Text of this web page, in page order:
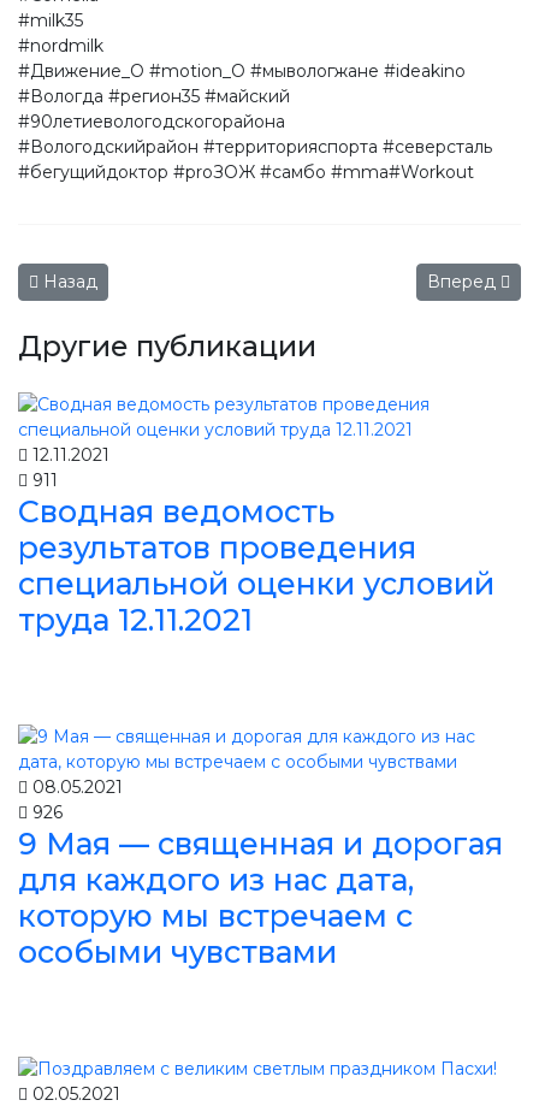
#milk35
#nordmilk
#Движение_О #motion_O #мывологжане #ideakino
#Вологда #регион35 #майский
#90летиевологодскогорайона
#Вологодскийрайон #территорияспорта #северсталь
#бегущийдоктор #proЗОЖ #самбо #mma#Workout
Предыдущий: 75 лет ВНИИ Маслоделия и сыроделия г.
Назад Следующий:
Вперед
Другие публикации
12.11.2021
911
Сводная ведомость
результатов проведения
специальной оценки условий
труда 12.11.2021
08.05.2021
926
9 Мая — священная и дорогая
для каждого из нас дата,
которую мы встречаем с
особыми чувствами
02.05.2021